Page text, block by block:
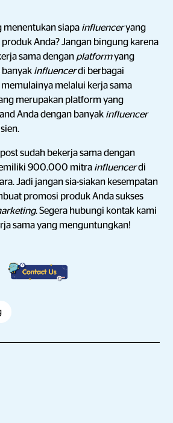
menentukan siapa influenceryang
Anda? Jangan bingung karena
sama dengan platformyang
influencerdi berbagai
melalui kerja sama
merupakan platform yang
Anda dengan banyak influencer
sudah bekerja sama dengan
900.000 mitra influencerdi
Jadi jangan sia-siakan kesempatan
promosi produk Anda sukses
. Segera hubungi kontak kami
sama yang menguntungkan!